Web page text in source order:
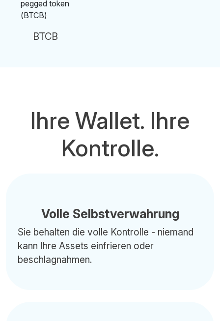
BTCB
Ihre Wallet. Ihre
Kontrolle.
Volle Selbstverwahrung
Sie behalten die volle Kontrolle - niemand
kann Ihre Assets einfrieren oder
beschlagnahmen.